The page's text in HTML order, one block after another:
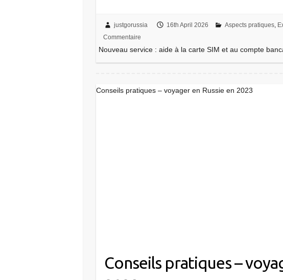
justgorussia 16th April 2026 Aspects pratiques,
Commentaire
Nouveau service : aide à la carte SIM et au compte
Conseils pratiques – voyager en Russie en 2023
Conseils pratiques –